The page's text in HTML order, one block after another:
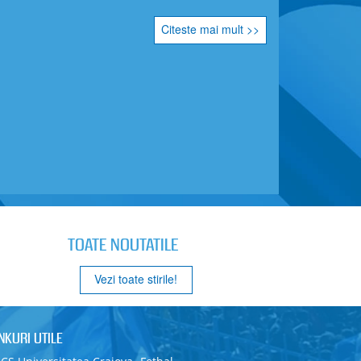
Citeste mai mult >>
TOATE NOUTATILE
Vezi toate stirile!
UTILE